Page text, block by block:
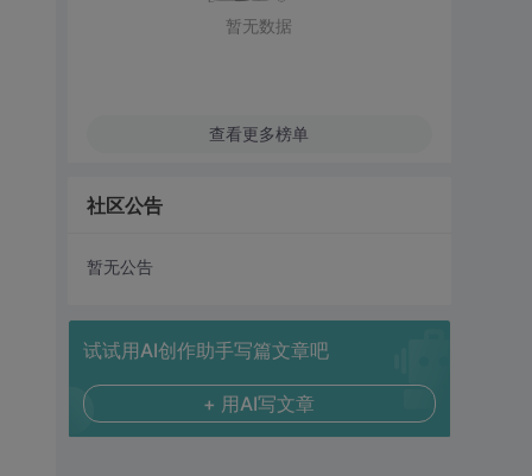
暂无数据
查看更多榜单
社区公告
暂无公告
试试用AI创作助手写篇文章吧
+ 用AI写文章